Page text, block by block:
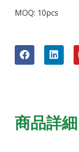
MOQ: 10pcs
商品詳細